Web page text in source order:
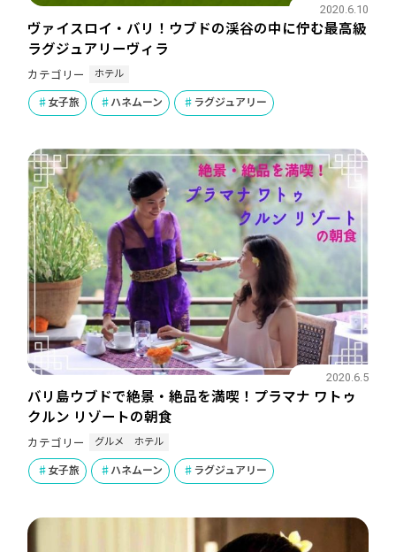
ヴァイスロイ・バリ！ウブドの渓谷の中に佇む最高級
ラグジュアリーヴィラ
2020.6.10
カテゴリー ホテル
女子旅 ハネムーン ラグジュアリー
バリ島ウブドで絶景・絶品を満喫！プラマナ ワトゥ
クルン リゾートの朝食
2020.6.5
カテゴリー グルメ ホテル
女子旅 ハネムーン ラグジュアリー